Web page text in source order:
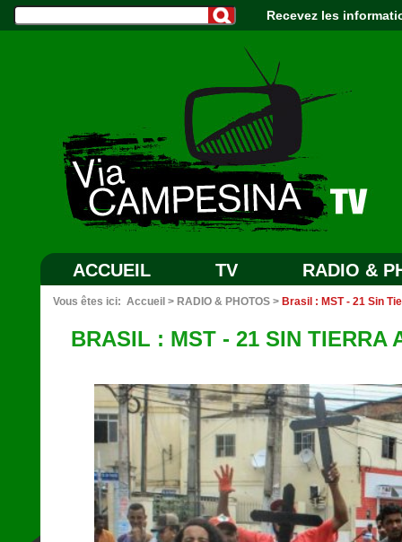
Recevez les
ACCUEIL TV RADIO &
Vous êtes ici: Accueil > RADIO & PHOTOS > Brasil : MST - 21 Sin
BRASIL : MST - 21 SIN TIERRA